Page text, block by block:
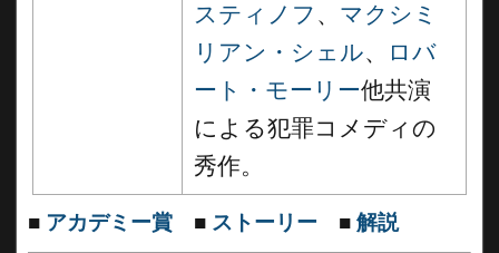
スティノフ 、 マクシミ
リアン・シェル、
ロバ
ート・モーリー他共演
による犯罪コメディの
秀作。
■ アカデミー賞 ■ ストーリー ■ 解説